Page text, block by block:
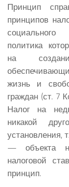
Принцип
принципов
социального
политика
на
жизнь и
граждан (ст. 7
Налог на
никакой
установления,
— объекта
налоговой
принцип.